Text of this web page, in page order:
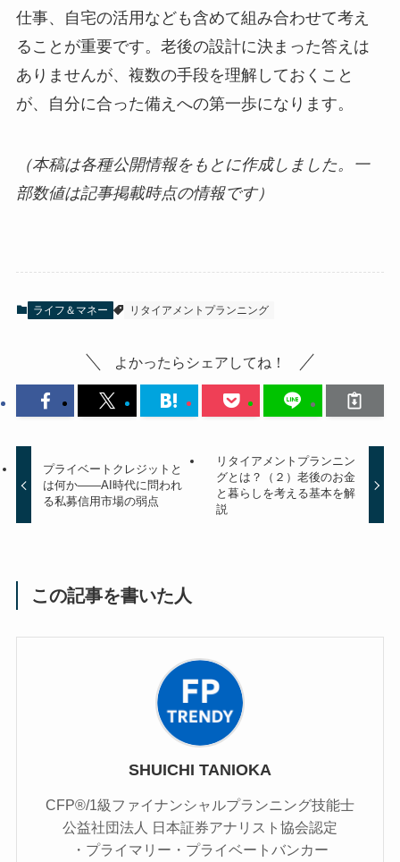
仕事、自宅の活用なども含めて組み合わせて考え
ることが重要です。老後の設計に決まった答えは
ありませんが、複数の手段を理解しておくこと
が、自分に合った備えへの第一歩になります。
（本稿は各種公開情報をもとに作成しました。一
部数値は記事掲載時点の情報です）
ライフ＆マネー リタイアメントプランニング
よかったらシェアしてね！
プライベートクレジットと
は何か——AI時代に問われ
る私募信用市場の弱点
リタイアメントプランニン
グとは？（２）老後のお金
と暮らしを考える基本を解
説
この記事を書いた人
SHUICHI TANIOKA
CFP®/1級ファイナンシャルプランニング技能士
公益社団法人 日本証券アナリスト協会認定
・プライマリー・プライベートバンカー